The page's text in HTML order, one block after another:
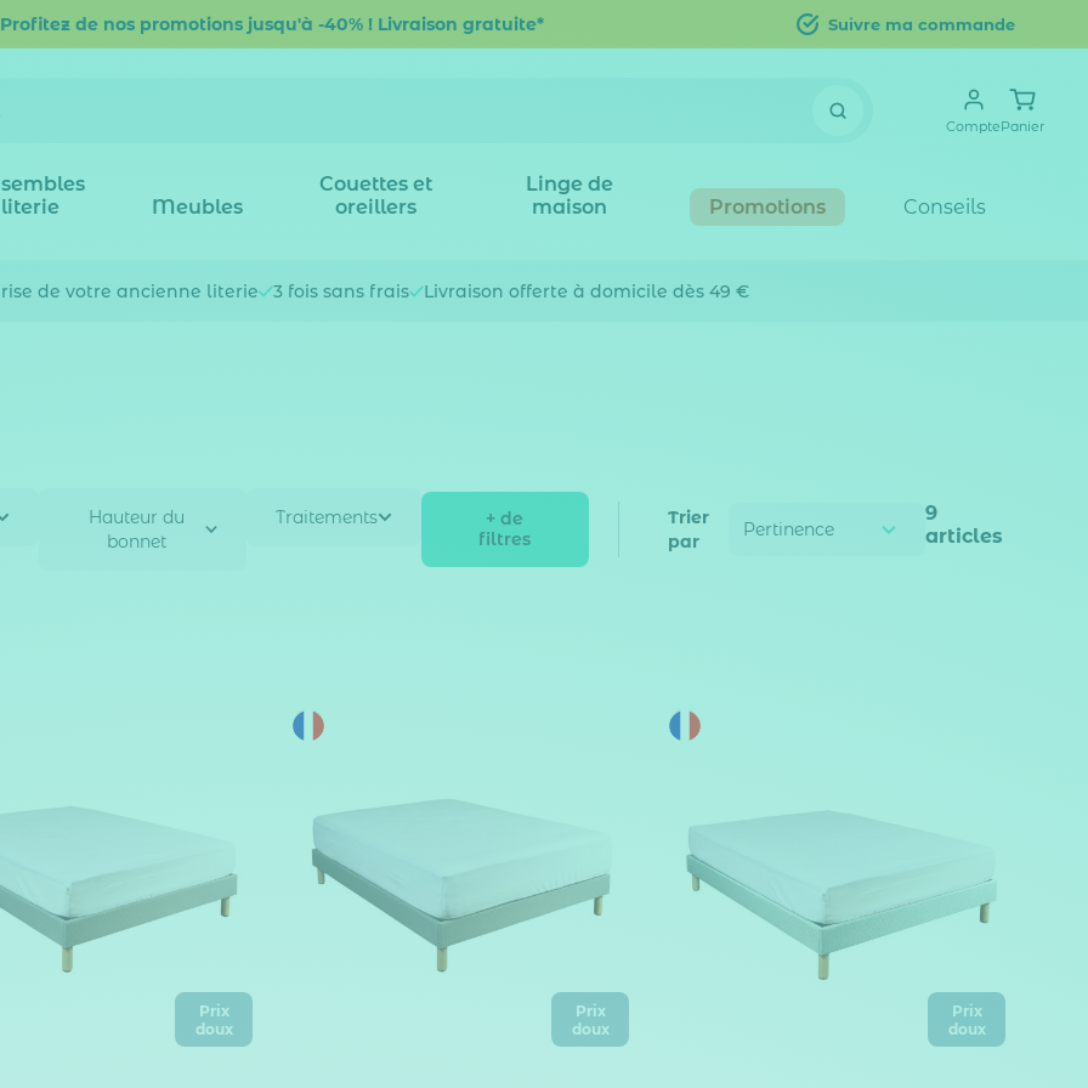
Profitez de nos promotions jusqu'à -40% ! Livraison gratuite* Suivre ma commande
ComptePanier
literie
Meubles
Couettes et
oreillers
Linge de
maison
Promotions Conseils
de votre ancienne literie 3 fois sans frais Livraison offerte à domicile dès 49 €
Hauteur du
bonnet
Traitements
+ de
filtres
Trier
par
9
articles
Prix
doux
Prix
doux
Prix
doux